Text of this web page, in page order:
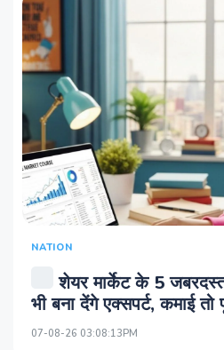
NATION
शेयर मार्केट के 5
भी बना देंगे एक्सपर्ट, कमाई तो
07-08-26 03:08:13PM